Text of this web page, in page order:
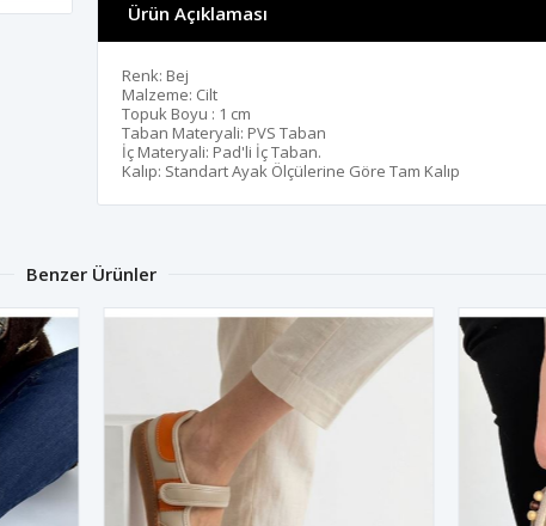
Ürün Açıklaması
Renk: Bej
Malzeme: Cilt
Topuk Boyu : 1 cm
Taban Materyali: PVS Taban
İç Materyali: Pad'li İç Taban.
Kalıp: Standart Ayak Ölçülerine Göre Tam Kalıp
Benzer Ürünler